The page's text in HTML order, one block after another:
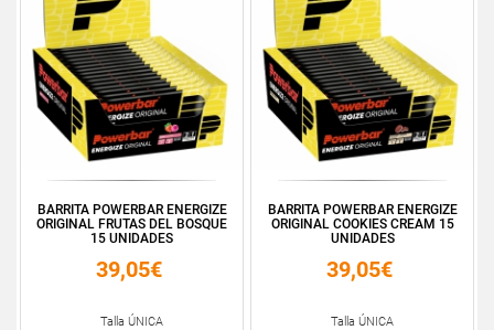
BARRITA POWERBAR ENERGIZE
ORIGINAL FRUTAS DEL BOSQUE
15 UNIDADES
39,05€
Talla ÚNICA
BARRITA POWERBAR ENERGIZE
ORIGINAL COOKIES CREAM 15
UNIDADES
39,05€
Talla ÚNICA